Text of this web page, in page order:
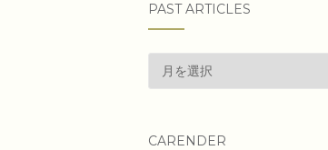
PAST ARTICLES
past
articles
CARENDER